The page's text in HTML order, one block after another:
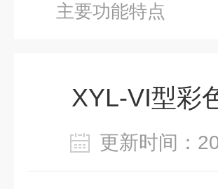
主要功能特点
XYL-VI型彩
更新时间